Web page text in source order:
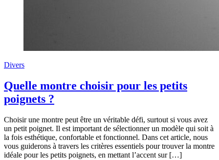
Divers
Quelle montre choisir pour les petits
poignets ?
Choisir une montre peut être un véritable défi, surtout si vous avez
un petit poignet. Il est important de sélectionner un modèle qui soit à
la fois esthétique, confortable et fonctionnel. Dans cet article, nous
vous guiderons à travers les critères essentiels pour trouver la montre
idéale pour les petits poignets, en mettant l’accent sur […]